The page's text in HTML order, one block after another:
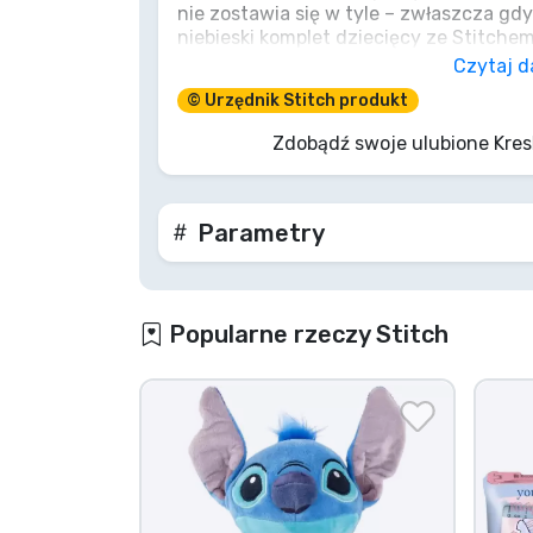
nie zostawia się w tyle – zwłaszcza
niebieski komplet dziecięcy ze
małego Eksperymentu 626.
na domowe lenistwo, miękka bluza z
ciepła hawajska bryza. Wprowadź
pozwól swojemu maluchowi na
Czytaj
© Urzędnik Stitch produkt
Zdobądź swoje ulubione
Parametry
Popularne rzeczy Stitch